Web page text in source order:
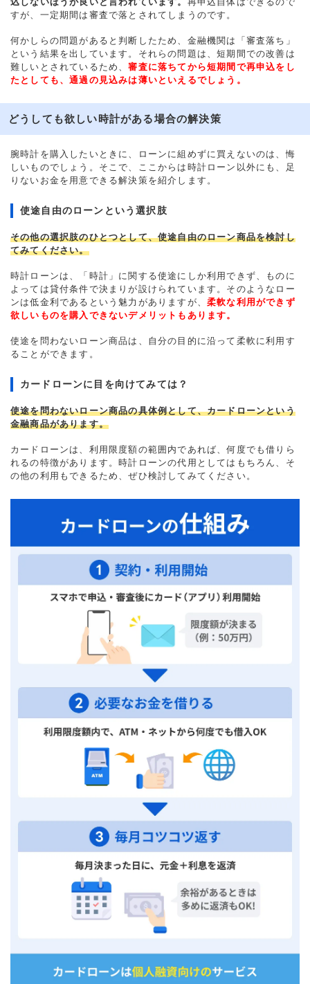
すが、一定期間は審査で落とされてしまうのです。
何かしらの問題があると判断したため、金融機関は「審査落ち」
という結果を出しています。それらの問題は、短期間での改善は
難しいとされているため、審査に落ちてから短期間で再申込をし
たとしても、通過の見込みは薄いといえるでしょう。
どうしても欲しい時計がある場合の解決策
腕時計を購入したいときに、ローンに組めずに買えないのは、悔
しいものでしょう。そこで、ここからは時計ローン以外にも、足
りないお金を用意できる解決策を紹介します。
使途自由のローンという選択肢
その他の選択肢のひとつとして、使途自由のローン商品を検討し
てみてください。
時計ローンは、「時計」に関する使途にしか利用できず、ものに
よっては貸付条件で決まりが設けられています。そのようなロー
ンは低金利であるという魅力がありますが、 柔軟な利用ができず
欲しいものを購入できないデメリットもあります。
使途を問わないローン商品は、自分の目的に沿って柔軟に利用す
ることができます。
カードローンに目を向けてみては？
使途を問わないローン商品の具体例として、カードローンという
金融商品があります。
カードローンは、利用限度額の範囲内であれば、何度でも借りら
れるの特徴があります。時計ローンの代用としてはもちろん、そ
の他の利用もできるため、ぜひ検討してみてください。